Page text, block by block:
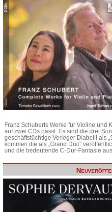
Franz Schuberts Werke für Violine und
auf zwei CDs passt. Es sind die drei
geschäftstüchtige Verleger Diabelli als
kommen die als „Grand Duo“
und die bedeutende C-Dur-Fantasie